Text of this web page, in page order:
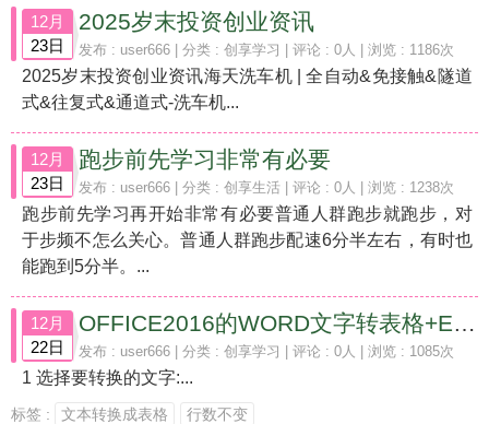
12月
23日
2025岁末投资创业资讯
发布 : user666 | 分类 : 创享学习 | 评论 : 0人 | 浏览 : 1186次
2025岁末投资创业资讯海天洗车机 | 全自动&免接触&隧道
式&往复式&通道式-洗车机...
12月
23日
跑步前先学习非常有必要
发布 : user666 | 分类 : 创享生活 | 评论 : 0人 | 浏览 : 1238次
跑步前先学习再开始非常有必要普通人群跑步就跑步，对
于步频不怎么关心。普通人群跑步配速6分半左右，有时也
能跑到5分半。...
12月
22日
OFFICE2016的WORD文字转表格+EXCEL技巧
发布 : user666 | 分类 : 创享学习 | 评论 : 0人 | 浏览 : 1085次
1 选择要转换的文字:...
标签 : 文本转换成表格 行数不变